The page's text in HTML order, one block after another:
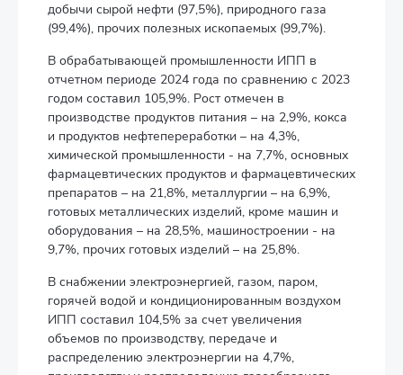
добычи сырой нефти (97,5%), природного газа
(99,4%), прочих полезных ископаемых (99,7%).
В обрабатывающей промышленности ИПП в
отчетном периоде 2024 года по сравнению с 2023
годом составил 105,9%. Рост отмечен в
производстве продуктов питания – на 2,9%, кокса
и продуктов нефтепереработки – на 4,3%,
химической промышленности - на 7,7%, основных
фармацевтических продуктов и фармацевтических
препаратов – на 21,8%, металлургии – на 6,9%,
готовых металлических изделий, кроме машин и
оборудования – на 28,5%, машиностроении - на
9,7%, прочих готовых изделий – на 25,8%.
В снабжении электроэнергией, газом, паром,
горячей водой и кондиционированным воздухом
ИПП составил 104,5% за счет увеличения
объемов по производству, передаче и
распределению электроэнергии на 4,7%,